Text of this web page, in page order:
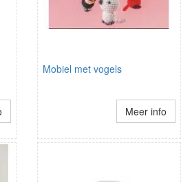
Mobiel met vogels
Meer info